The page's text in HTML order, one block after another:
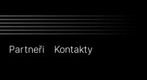
Partneři Kontakty